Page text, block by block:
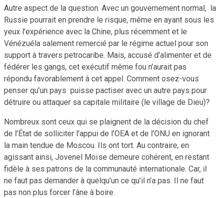
Autre aspect de la question. Avec un gouvernement normal, la
Russie pourrait en prendre le risque, même en ayant sous les
yeux l’expérience avec la Chine, plus récemment et le
Vénézuéla salement remercié par le régime actuel pour son
support à travers petrocaribe. Mais, accusé d’alimenter et de
fédérer les gangs, cet exécutif même fou n’aurait pas
répondu favorablement à cet appel. Comment osez-vous
penser qu’un pays puisse pactiser avec un autre pays pour
détruire ou attaquer sa capitale militaire (le village de Dieu)?
Nombreux sont ceux qui se plaignent de la décision du chef
de l’État de solliciter l’appui de l’OEA et de l’ONU en ignorant
la main tendue de Moscou. Ils ont tort. Au contraire, en
agissant ainsi, Jovenel Moïse demeure cohérent, en restant
fidèle à ses patrons de la communauté internationale. Car, il
ne faut pas demander à quelqu’un ce qu’il n’a pas. Il ne faut
pas non plus forcer l’âne à boire.